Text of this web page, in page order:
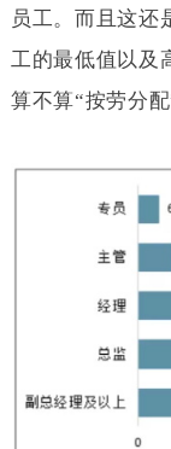
员工。而且这还
工的最低值以及
算不算“按劳分